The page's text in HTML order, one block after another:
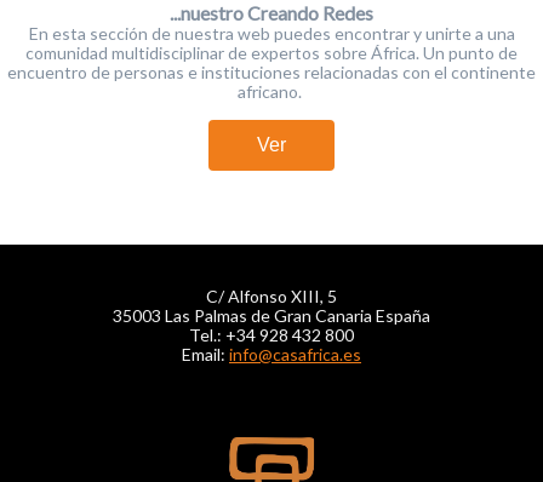
...nuestro Creando Redes
En esta sección de nuestra web puedes encontrar y unirte a una
comunidad multidisciplinar de expertos sobre África. Un punto de
encuentro de personas e instituciones relacionadas con el continente
africano.
Ver
C/ Alfonso XIII, 5
35003 Las Palmas de Gran Canaria España
Tel.: +34 928 432 800
Email: info@casafrica.es